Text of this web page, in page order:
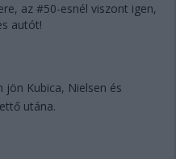
az #50-esnél viszont igen,
autót!
jön Kubica, Nielsen és
utána.